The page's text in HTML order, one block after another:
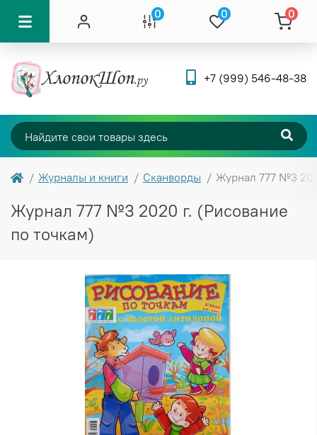
0 0 0
+7 (999) 546-48-38
Журналы и книги Сканворды Журнал 777 №3
Журнал 777 №3 2020 г. (Рисование
по точкам)